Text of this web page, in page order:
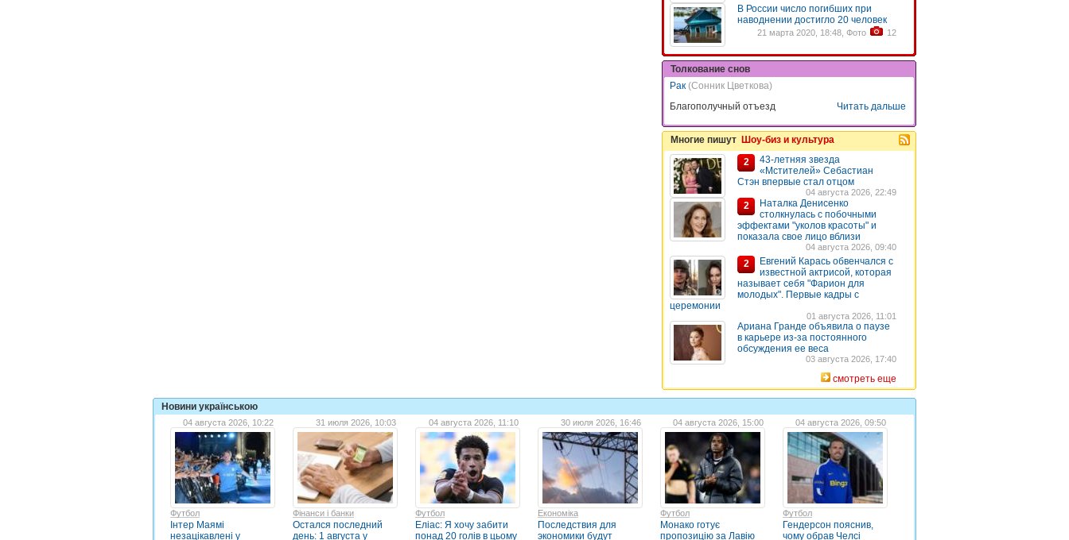
В России число погибших при
наводнении достигло 20 человек
21 марта 2020, 18:48, Фото 12
Толкование снов
Рак (Сонник Цветкова)
Благополучный отъезд
Читать дальше
Многие пишут Шоу-биз и культура
2
43-летняя звезда
«Мстителей» Себастиан
Стэн впервые стал отцом
04 августа 2026, 22:49
2
Наталка Денисенко
столкнулась с побочными
эффектами "уколов красоты" и
показала свое лицо вблизи
04 августа 2026, 09:40
2
Евгений Карась обвенчался с
известной актрисой, которая
называет себя "Фарион для
молодых". Первые кадры с
церемонии
01 августа 2026, 11:01
Ариана Гранде объявила о паузе
в карьере из-за постоянного
обсуждения ее веса
03 августа 2026, 17:40
смотреть еще
Новини українською
04 августа 2026, 10:22
Футбол
Інтер Маямі
незацікавлені у
31 июля 2026, 10:03
Фінанси і банки
Остался последний
день: 1 августа у
04 августа 2026, 11:10
Футбол
Еліас: Я хочу забити
понад 20 голів в цьому
30 июля 2026, 16:46
Економіка
Последствия для
экономики будут
04 августа 2026, 15:00
Футбол
Монако готує
пропозицію за Лавію
04 августа 2026, 09:50
Футбол
Гендерсон пояснив,
чому обрав Челсі